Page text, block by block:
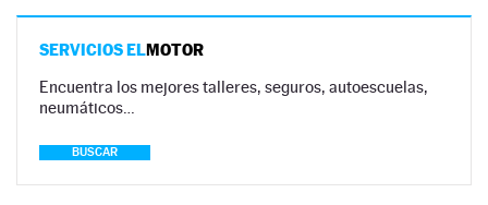
SERVICIOS ELMOTOR
Encuentra los mejores talleres, seguros, autoescuelas,
neumáticos…
BUSCAR